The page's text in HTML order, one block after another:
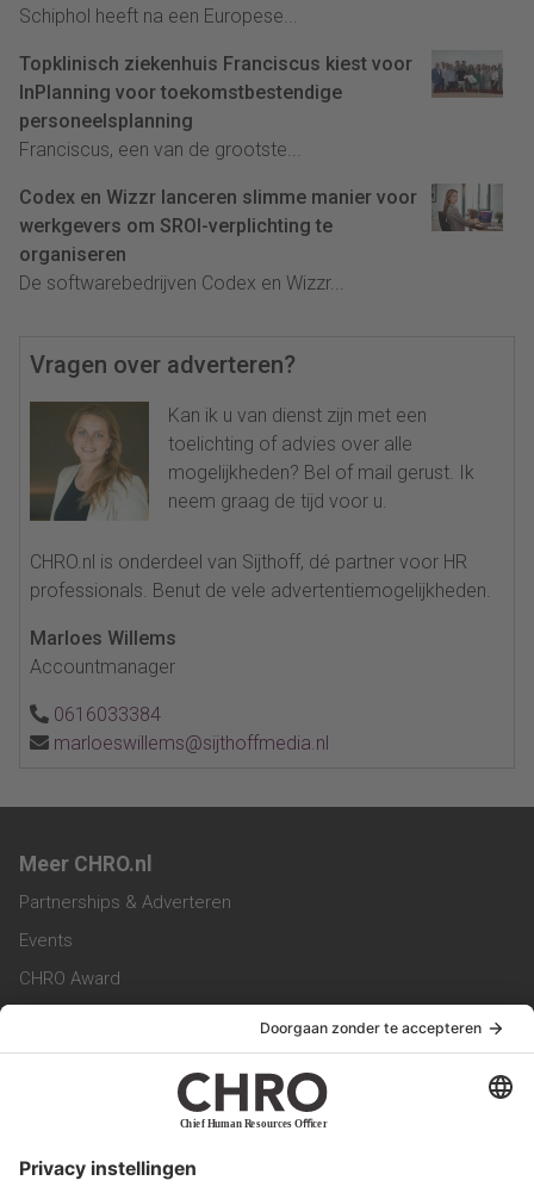
Schiphol heeft na een Europese...
Topklinisch ziekenhuis Franciscus kiest voor
InPlanning voor toekomstbestendige
personeelsplanning
Franciscus, een van de grootste...
Codex en Wizzr lanceren slimme manier voor
werkgevers om SROI-verplichting te
organiseren
De softwarebedrijven Codex en Wizzr...
Vragen over adverteren?
Kan ik u van dienst zijn met een
toelichting of advies over alle
mogelijkheden? Bel of mail gerust. Ik
neem graag de tijd voor u.
CHRO.nl is onderdeel van Sijthoff, dé partner voor HR
professionals. Benut de vele advertentiemogelijkheden.
Marloes Willems
Accountmanager
0616033384
marloeswillems@sijthoffmedia.nl
Meer CHRO.nl
Partnerships & Adverteren
Events
CHRO Award
CHRO Magazine
Service & Contact
Werken bij ons